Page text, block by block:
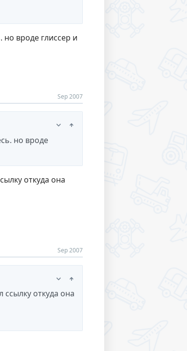
вроде глиссер и
Sep 2007
но вроде
откуда она
Sep 2007
откуда она